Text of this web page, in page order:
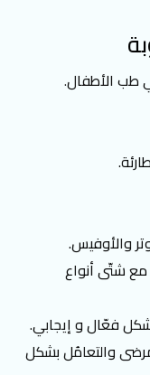
طب الأطفال.
والأوفيس.
شتّى أنواع
فعّال و إيجابي.
والتعامُل بشكل